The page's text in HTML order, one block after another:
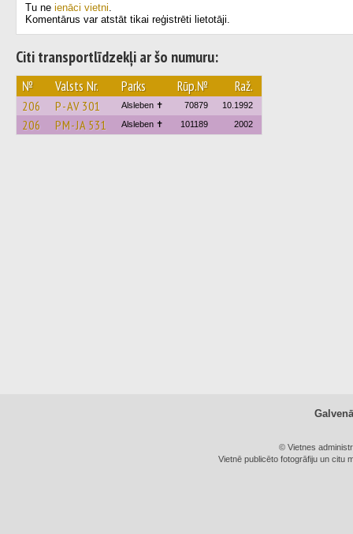
Tu ne ienāci vietni.
Komentārus var atstāt tikai reģistrēti lietotāji.
Citi transportlīdzekļi ar šo numuru:
№ Valsts Nr. Parks Rūp.№ Raž.
206 P-AV 301 Alsleben ✝ 70879 10.1992
206 PM-JA 531 Alsleben ✝ 101189 2002
© Vietnes
Vietnē publicēto fotogrāfiju un citu